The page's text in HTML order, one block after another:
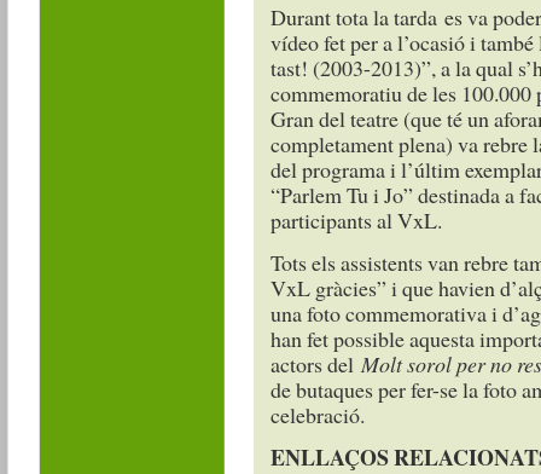
Durant tota la tarda es va
vídeo fet per a l’ocasió i
tast! (2003-2013)”, a la qual
commemoratiu de les 100.000
Gran del teatre (que té un
completament plena) va rebre
del programa i l’últim
“Parlem Tu i Jo” destinada a
participants al VxL.
Tots els assistents van rebre
VxL gràcies” i que havien
una foto commemorativa i
han fet possible aquesta
actors del Molt sorol per no res
de butaques per fer-se la foto
celebració.
ENLLAÇOS